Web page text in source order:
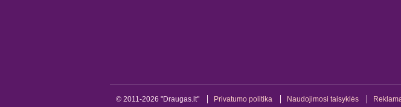
© 2011-2026 "Draugas.lt" Privatumo politika Naudojimosi taisyklės